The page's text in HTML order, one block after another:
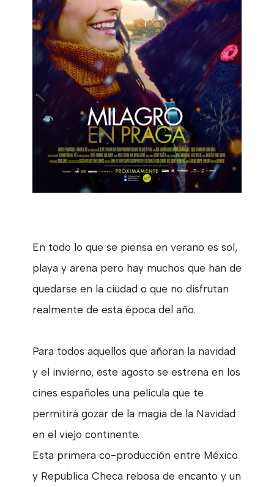
En todo lo que se piensa en verano es sol,
playa y arena pero hay muchos que han de
quedarse en la ciudad o que no disfrutan
realmente de esta época del año.
Para todos aquellos que añoran la navidad
y el invierno, este agosto se estrena en los
cines españoles una película que te
permitirá gozar de la magia de la Navidad
en el viejo continente.
Esta primera co-producción entre México
y Republica Checa rebosa de encanto y un